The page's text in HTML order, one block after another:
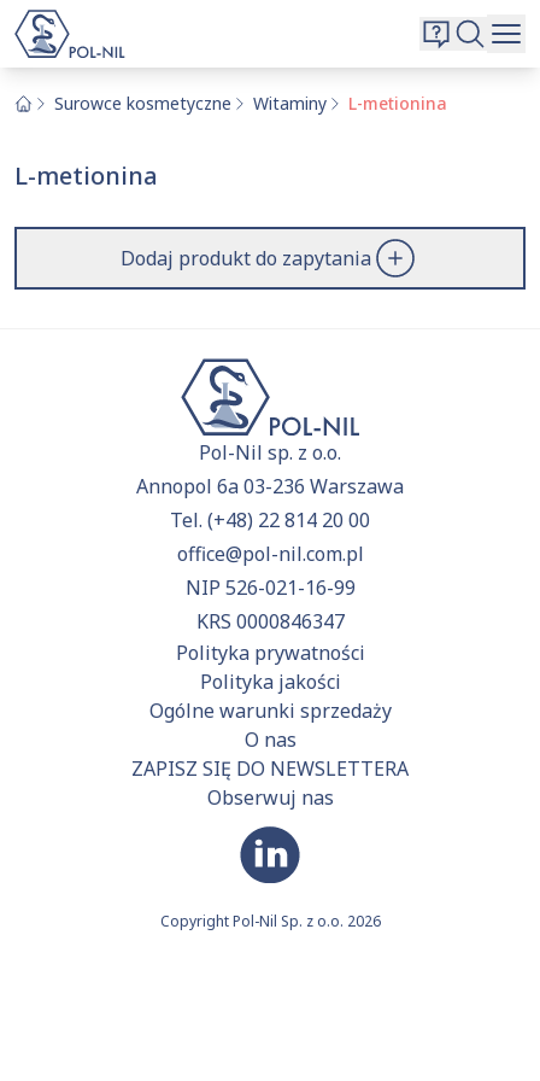
Kontakt
Surowce kosmetyczne Witaminy L-metionina
L-metionina
Dodaj produkt do zapytania
Pol-Nil sp. z o.o.
Annopol 6a 03-236 Warszawa
Tel. (+48) 22 814 20 00
office@pol-nil.com.pl
NIP 526-021-16-99
KRS 0000846347
Polityka prywatności
Polityka jakości
Ogólne warunki sprzedaży
O nas
ZAPISZ SIĘ DO NEWSLETTERA
Obserwuj nas
Copyright Pol-Nil Sp. z o.o. 2026
Wybrane surowce i substancje
Przejdź doofertyi dodaj surowce, o których chcesz
dowiedzieć się więcej.
Wyszukiwarka
Szukaj